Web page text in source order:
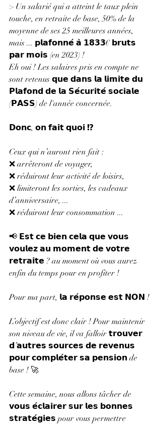
> Un salarié qui a atteint le taux plein
touche, en retraite de base, 50% de la
moyenne de ses 25 meilleures années,
mais ... 𝗽𝗹𝗮𝗳𝗼𝗻𝗻𝗲́ 𝗮̀ 𝟭𝟴𝟯𝟯€ 𝗯𝗿𝘂𝘁𝘀
𝗽𝗮𝗿 𝗺𝗼𝗶𝘀 (en 2023) !
Eh oui ! Les salaires pris en compte ne
sont retenus 𝗾𝘂𝗲 𝗱𝗮𝗻𝘀 𝗹𝗮 𝗹𝗶𝗺𝗶𝘁𝗲 𝗱𝘂
𝗣𝗹𝗮𝗳𝗼𝗻𝗱 𝗱𝗲 𝗹𝗮 𝗦𝗲́𝗰𝘂𝗿𝗶𝘁𝗲́ 𝘀𝗼𝗰𝗶𝗮𝗹𝗲
(𝗣𝗔𝗦𝗦) de l'année concernée.
𝗗𝗼𝗻𝗰, 𝗼𝗻 𝗳𝗮𝗶𝘁 𝗾𝘂𝗼𝗶 ⁉
Ceux qui n’auront rien fait :
❌ arrêteront de voyager,
❌ réduiront leur activité de loisirs,
❌ limiteront les sorties, les cadeaux
d’anniversaire, ...
❌ réduiront leur consommation ...
📢 𝗘𝘀𝘁 𝗰𝗲 𝗯𝗶𝗲𝗻 𝗰𝗲𝗹𝗮 𝗾𝘂𝗲 𝘃𝗼𝘂𝘀
𝘃𝗼𝘂𝗹𝗲𝘇 𝗮𝘂 𝗺𝗼𝗺𝗲𝗻𝘁 𝗱𝗲 𝘃𝗼𝘁𝗿𝗲
𝗿𝗲𝘁𝗿𝗮𝗶𝘁𝗲 ? au moment où vous aurez
enfin du temps pour en profiter !
Pour ma part, 𝗹𝗮 𝗿𝗲́𝗽𝗼𝗻𝘀𝗲 𝗲𝘀𝘁 𝗡𝗢𝗡 !
L’objectif est donc clair ! Pour maintenir
son niveau de vie, il va falloir 𝘁𝗿𝗼𝘂𝘃𝗲𝗿
𝗱’𝗮𝘂𝘁𝗿𝗲𝘀 𝘀𝗼𝘂𝗿𝗰𝗲𝘀 𝗱𝗲 𝗿𝗲𝘃𝗲𝗻𝘂𝘀
𝗽𝗼𝘂𝗿 𝗰𝗼𝗺𝗽𝗹𝗲́𝘁𝗲𝗿 𝘀𝗮 𝗽𝗲𝗻𝘀𝗶𝗼𝗻 de
base ! 🚀
Cette semaine, nous allons tâcher de
𝘃𝗼𝘂𝘀 𝗲́𝗰𝗹𝗮𝗶𝗿𝗲𝗿 𝘀𝘂𝗿 𝗹𝗲𝘀 𝗯𝗼𝗻𝗻𝗲𝘀
𝘀𝘁𝗿𝗮𝘁𝗲́𝗴𝗶𝗲𝘀 pour vous permettre